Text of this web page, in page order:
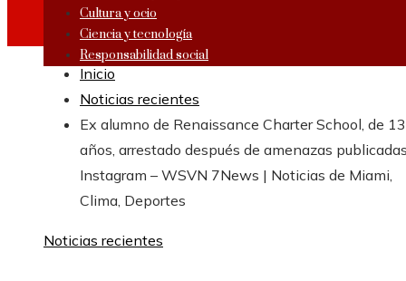
Cultura y ocio
Ciencia y tecnología
Responsabilidad social
Inicio
Noticias recientes
Ex alumno de Renaissance Charter School, de 13
años, arrestado después de amenazas
Instagram – WSVN 7News | Noticias de Miami,
Clima, Deportes
Noticias recientes